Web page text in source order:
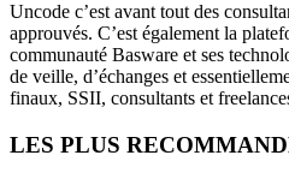
Uncode c’est avant tout des
approuvés. C’est également la
communauté Basware et ses
de veille, d’échanges et
finaux, SSII, consultants et
LES PLUS